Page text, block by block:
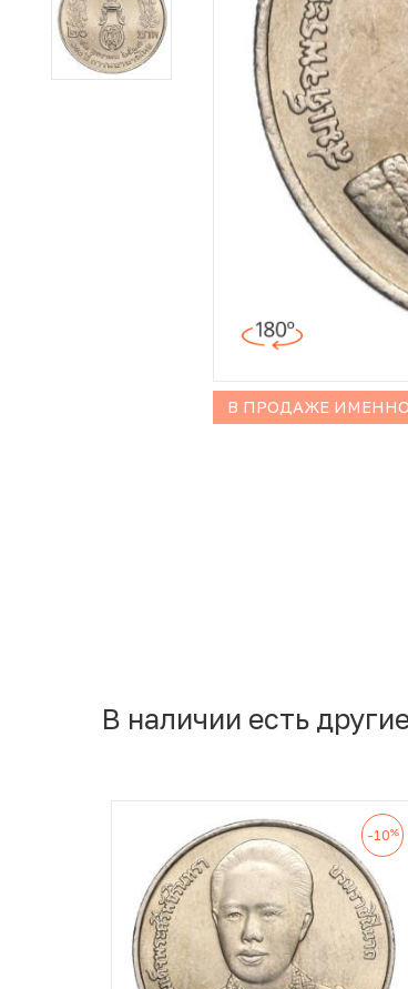
Иностранные монеты
Неофициальные выпуски монет (Unusual)
Античные и средневековые монеты
В ПРОДАЖЕ
В наличии есть
-10%